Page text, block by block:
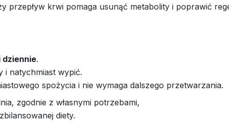
przepływ krwi pomaga usunąć metabolity i poprawić
dziennie.
i natychmiast wypić.
spożycia i nie wymaga dalszego przetwarzania.
zgodnie z własnymi potrzebami,
diety.